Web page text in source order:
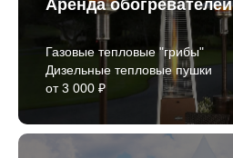
Аренда обогревателей
Газовые тепловые "грибы"
Дизельные тепловые пушки
от 3 000 ₽